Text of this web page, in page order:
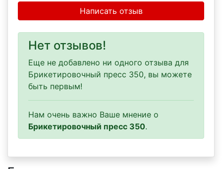
Написать отзыв
Нет отзывов!
Еще не добавлено ни одного отзыва для
Брикетировочный пресс 350, вы можете
быть первым!
Нам очень важно Ваше мнение о
Брикетировочный пресс 350.